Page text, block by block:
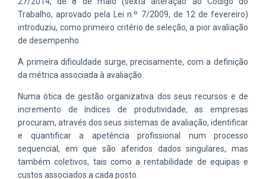
Trabalho, aprovado pela Lei n.º 7/2009, de 12 de fevereiro)
introduziu, como primeiro critério de seleção, a pior avaliação
de desempenho.
A primeira dificuldade surge, precisamente, com a definição
da métrica associada à avaliação.
Numa ótica de gestão organizativa dos seus recursos e de
incremento de índices de produtividade, as empresas
procuram, através dos seus sistemas de avaliação, identificar
e quantificar a apetência profissional num processo
sequencial, em que são aferidos dados singulares, mas
também coletivos, tais como a rentabilidade de equipas e
custos associados a cada posto.